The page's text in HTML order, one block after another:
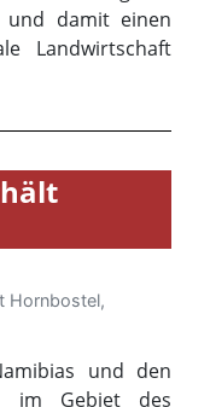
Hornbostel,
und den
im Gebiet des
liegen ca. 8.000
Orte für eine
der Region nun